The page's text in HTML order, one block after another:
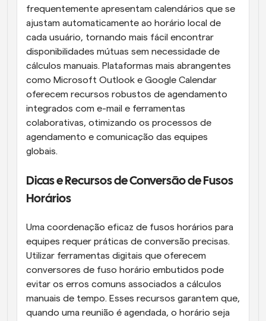
frequentemente apresentam calendários que se
ajustam automaticamente ao horário local de
cada usuário, tornando mais fácil encontrar
disponibilidades mútuas sem necessidade de
cálculos manuais. Plataformas mais abrangentes
como Microsoft Outlook e Google Calendar
oferecem recursos robustos de agendamento
integrados com e-mail e ferramentas
colaborativas, otimizando os processos de
agendamento e comunicação das equipes
globais.
Dicas e Recursos de Conversão de Fusos
Horários
Uma coordenação eficaz de fusos horários para
equipes requer práticas de conversão precisas.
Utilizar ferramentas digitais que oferecem
conversores de fuso horário embutidos pode
evitar os erros comuns associados a cálculos
manuais de tempo. Esses recursos garantem que,
quando uma reunião é agendada, o horário seja